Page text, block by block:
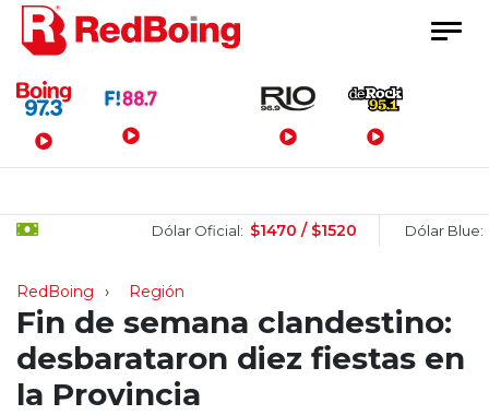
Menú Principal
Dólar Oficial: $1470 / $1520 Dólar Blue:
RedBoing Región
Fin de semana clandestino:
desbarataron diez fiestas en
la Provincia